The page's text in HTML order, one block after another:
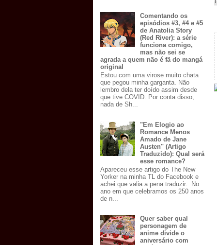
Comentando os
episódios #3, #4 e #5
de Anatolia Story
(Red River): a série
funciona comigo,
mas não sei se
agrada a quem não é fã do mangá
original
Estou com uma virose muito chata
que pegou minha garganta. Não
lembro dela ter doído assim desde
que tive COVID. Por conta disso,
nada de Sh...
"Em Elogio ao
Romance Menos
Amado de Jane
Austen" (Artigo
Traduzido): Qual será
esse romance?
Apareceu esse artigo do The New
Yorker na minha TL do Facebook e
achei que valia a pena traduzir. No
ano em que celebramos os 250 anos
de n...
Quer saber qual
personagem de
anime divide o
aniversário com